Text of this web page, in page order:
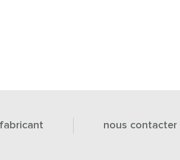
fabricant nous contacter